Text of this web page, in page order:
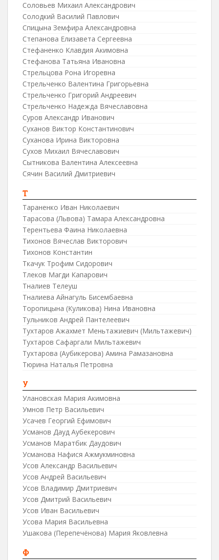
Соловьев Михаил Александрович
Солодкий Василий Павлович
Спицына Земфира Александровна
Степанова Елизавета Сергеевна
Стефаненко Клавдия Акимовна
Стефанова Татьяна Ивановна
Стрельцова Рона Игоревна
Стрельченко Валентина Григорьевна
Стрельченко Григорий Андреевич
Стрельченко Надежда Вячеславовна
Суров Александр Иванович
Суханов Виктор Константинович
Суханова Ирина Викторовна
Сухов Михаил Вячеславович
Сытникова Валентина Алексеевна
Сячин Василий Дмитриевич
Т
Тараненко Иван Николаевич
Тарасова (Львова) Тамара Александровна
Терентьева Фаина Николаевна
Тихонов Вячеслав Викторович
Тихонов Константин
Ткачук Трофим Сидорович
Тлеков Магди Капарович
Тналиев Телеуш
Тналиева Айнагуль Бисембаевна
Торопицына (Куликова) Нина Ивановна
Тульников Андрей Пантелеевич
Тухтаров Ажахмет Меньтажиевич (Мильтажевич)
Тухтаров Сафаргали Мильтажевич
Тухтарова (Аубикерова) Амина Рамазановна
Тюрина Наталья Петровна
У
Улановская Мария Акимовна
Умнов Петр Васильевич
Усачев Георгий Ефимович
Усманов Дауд Аубекерович
Усманов Маратбик Даудович
Усманова Нафися Ажмукминовна
Усов Александр Васильевич
Усов Андрей Васильевич
Усов Владимир Дмитриевич
Усов Дмитрий Васильевич
Усов Иван Васильевич
Усова Мария Васильевна
Ушакова (Перепечёнова) Мария Яковлевна
Ф